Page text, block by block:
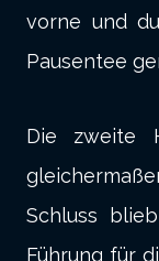
vorne und
Pausentee
Die zweite
Schluss
Führung für